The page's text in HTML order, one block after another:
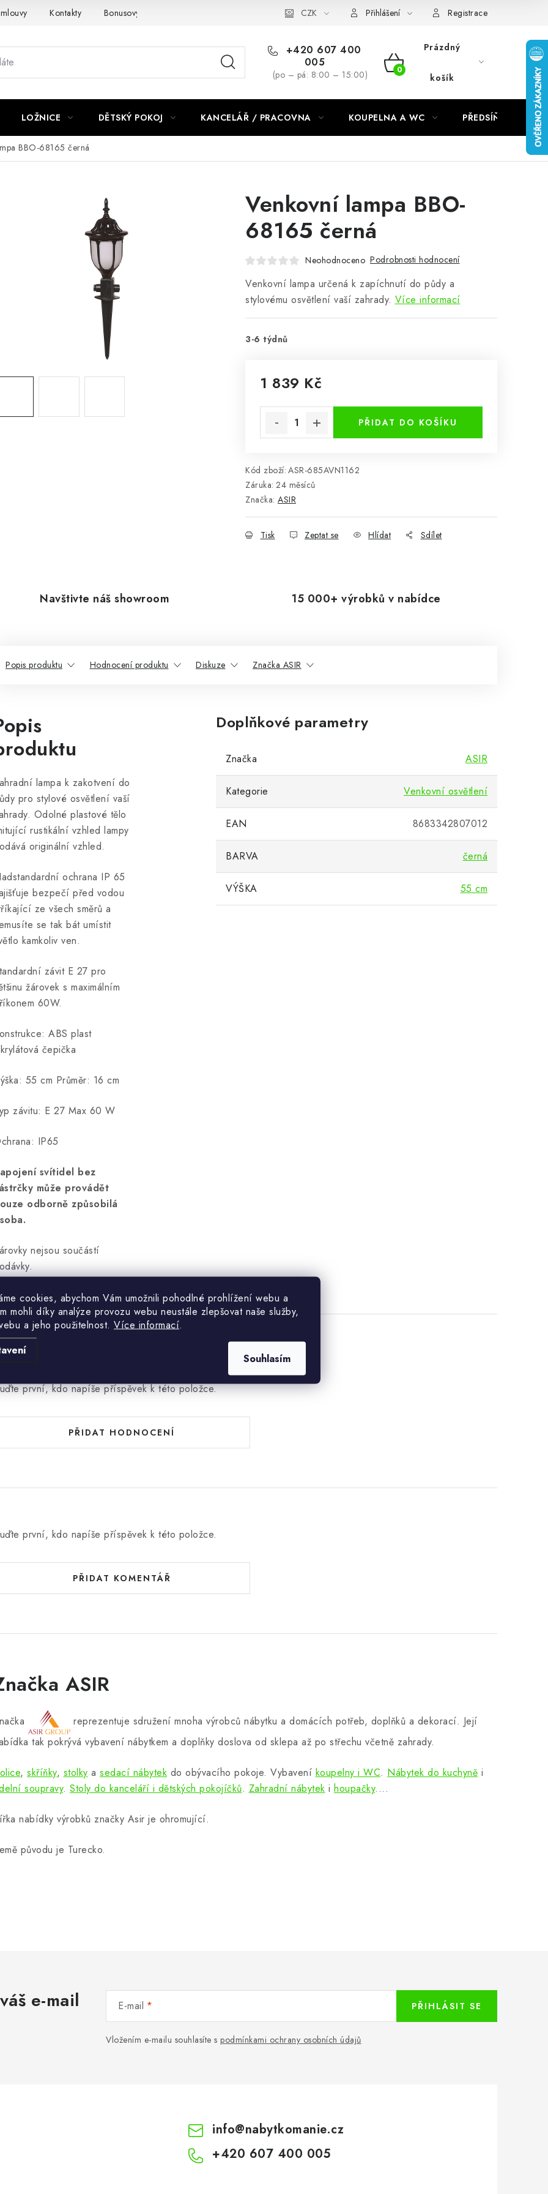
cookies, abychom Vám umožnili pohodlné prohlížení webu a
mohli díky analýze provozu webu neustále zlepšovat naše služby,
a jeho použitelnost. Více informací.
Souhlasím
Kontakty Bonusový program NBM+ CZK Přihlášení Registrace
+420 607 400
005
(po – pá: 8:00 – 15:00)
NÁKUPNÍ
Prázdný
košík
LOŽNICE DĚTSKÝ POKOJ KANCELÁŘ / PRACOVNA KOUPELNA A WC PŘEDSÍŇ
BBO-68165 černá
Venkovní lampa BBO-
68165 černá
Neohodnoceno Podrobnosti hodnocení
Venkovní lampa určená k zapíchnutí do půdy a
stylovému osvětlení vaší zahrady. Více informací
3-6 týdnů
1 839 Kč
PŘIDAT DO KOŠÍKU
Kód zboží: ASR-685AVN1162
Záruka: 24 měsíců
Značka: ASIR
Tisk Zeptat se Hlídat Sdílet
Navštivte náš showroom 15 000+ výrobků v nabídce
Popis produktu Hodnocení produktu Diskuze Značka ASIR
lampa k zakotvení do
pro stylové osvětlení vaší
Odolné plastové tělo
rustikální vzhled lampy
originální vzhled.
ochrana IP 65
bezpečí před vodou
ze všech směrů a
se tak bát umístit
kamkoliv ven.
závit E 27 pro
žárovek s maximálním
60W.
ABS plast
čepička
55 cm Průměr: 16 cm
závitu: E 27 Max 60 W
IP65
svítidel bez
může provádět
odborně způsobilá
nejsou součástí
Doplňkové parametry
Značka ASIR
Kategorie Venkovní osvětlení
EAN 8683342807012
BARVA černá
VÝŠKA 55 cm
první, kdo napíše příspěvek k této položce.
PŘIDAT HODNOCENÍ
první, kdo napíše příspěvek k této položce.
PŘIDAT KOMENTÁŘ
ASIR
reprezentuje sdružení mnoha výrobců nábytku a domácích potřeb, doplňků a dekorací. Její
tak pokrývá vybavení nábytkem a doplňky doslova od sklepa až po střechu včetně zahrady.
, skříňky, stolky a sedací nábytek do obývacího pokoje. Vybavení koupelny i WC. Nábytek do kuchyně i
soupravy. Stoly do kanceláří i dětských pokojíčků. Zahradní nábytek i houpačky....
nabídky výrobků značky Asir je ohromující.
původu je Turecko.
e-mail E-mail
Vložením e-mailu souhlasíte s podmínkami ochrany osobních údajů
PŘIHLÁSIT SE
info@nabytkomanie.cz
+420 607 400 005